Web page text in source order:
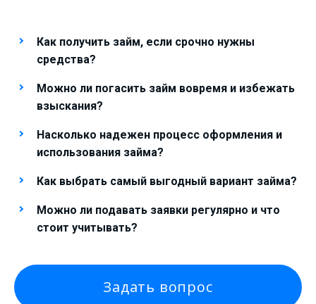
Как получить займ, если срочно нужны
средства?
Можно ли погасить займ вовремя и избежать
взыскания?
Насколько надежен процесс оформления и
использования займа?
Как выбрать самый выгодный вариант займа?
Можно ли подавать заявки регулярно и что
стоит учитывать?
Задать вопрос